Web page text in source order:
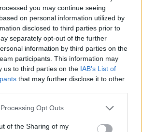
you may continue seeing
on personal information utilized by
disclosed to third parties prior to
separately opt-out of the further
information by third parties on the
participants. This information may
us to third parties on the IAB’s List of
that may further disclose it to other
website/app uses one or more Google
or usage behaviour. You may click to
Opt Outs
of the Sharing of my
θα επιχειρήσει να
αποτελέσματα.
επανάσταση αν το mRNA
τεχνολογία που τελικά
μια κλινικά
απόκριση»,δήλωσε ο
, διευθυντής του
Center του Πανεπιστημίου